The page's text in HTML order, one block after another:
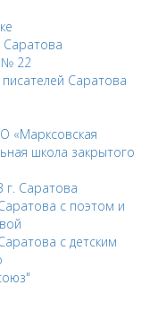
№ 22
Саратова
«Марксовская
школа закрытого
Саратова
с поэтом и
с детским